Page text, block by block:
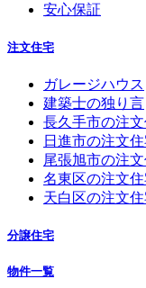
安心保証
注文住宅
ガレージハウス
建築士の独り言
長久手市の注
日進市の注文
尾張旭市の注
名東区の注文住
天白区の注文
分譲住宅
物件一覧